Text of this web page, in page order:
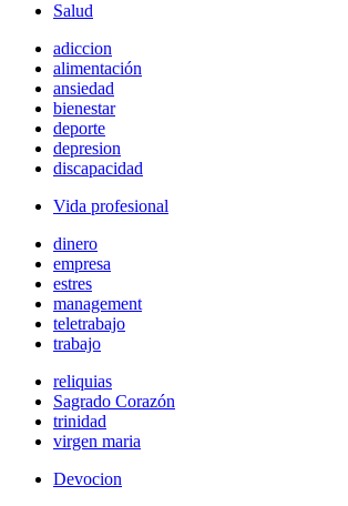
Salud
adiccion
alimentación
ansiedad
bienestar
deporte
depresion
discapacidad
Vida profesional
dinero
empresa
estres
management
teletrabajo
trabajo
reliquias
Sagrado Corazón
trinidad
virgen maria
Devocion